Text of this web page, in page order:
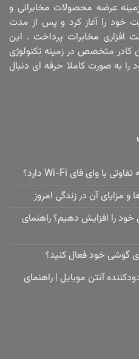
عرضه محصولات مخابراتی و
، از سال 1383 فعالیت خود را آغاز کرد و پس از مدت
مخابرات پرداخت . این
کادر متخصص در زمینه تکنولوژی
را به صورت کاملا حرفه ای دنبال
و مزایای آن در زندگی امروز
را افزایش دهیم؟ راهنمای
آنتن موبایل | راهنمای